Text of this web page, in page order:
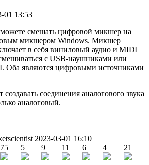
01 13:53
смешать цифровой микшер на
микшером Windows. Микшер
в себя виниловый аудио и MIDI
с USB-наушниками или
Оба являются цифровыми источниками
соединения аналогового звука
аналоговый.
2023-03-01 16:10
75 5 9 11 6 4 21